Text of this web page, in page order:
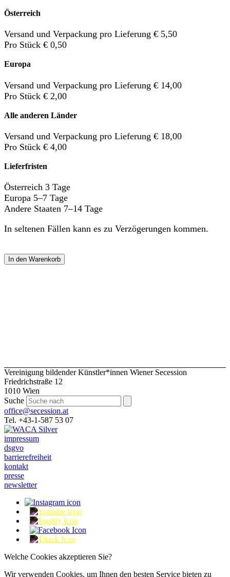
Österreich
Versand und Verpackung pro Lieferung € 5,50
Pro Stück € 0,50
Europa
Versand und Verpackung pro Lieferung € 14,00
Pro Stück € 2,00
Alle anderen Länder
Versand und Verpackung pro Lieferung € 18,00
Pro Stück € 4,00
Lieferfristen
Österreich 3 Tage
Europa 5–7 Tage
Andere Staaten 7–14 Tage
In seltenen Fällen kann es zu Verzögerungen kommen.
In den Warenkorb
Vereinigung bildender Künstler*innen Wiener Secession
Friedrichstraße 12
1010 Wien
Suche
office@secession.at
Tel. +43-1-587 53 07
impressum
dsgvo
barrierefreiheit
kontakt
presse
newsletter
Welche Cookies akzeptieren Sie?
Wir verwenden Cookies, um Ihnen den besten Service bieten zu